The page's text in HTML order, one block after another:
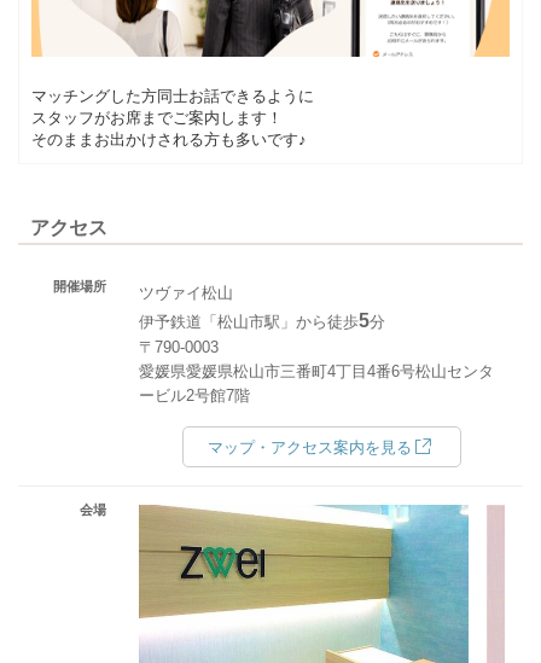
マッチングした方同士お話できるように
スタッフがお席までご案内します！
そのままお出かけされる方も多いです♪
アクセス
開催場所
ツヴァイ松山
伊予鉄道「松山市駅」から徒歩5分
〒790-0003
愛媛県愛媛県松山市三番町4丁目4番6号松山センタ
ービル2号館7階
マップ・アクセス案内を見る
会場